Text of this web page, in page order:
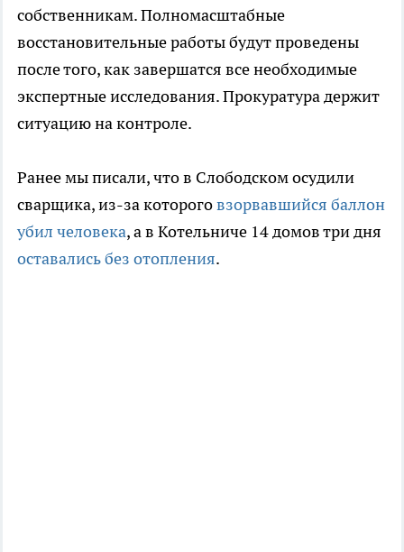
собственникам. Полномасштабные
восстановительные работы будут проведены
после того, как завершатся все необходимые
экспертные исследования. Прокуратура держит
ситуацию на контроле.
Ранее мы писали, что в Слободском осудили
сварщика, из-за котороговзорвавшийся баллон
убил человека, а в Котельниче 14 домов три дня
оставались без отопления.